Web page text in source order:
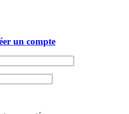
un compte